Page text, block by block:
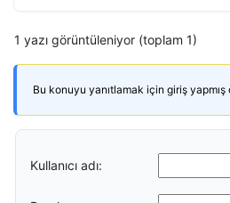
1 yazı görüntüleniyor (toplam 1)
Bu konuyu yanıtlamak için giriş yapmış
Kullanıcı adı: